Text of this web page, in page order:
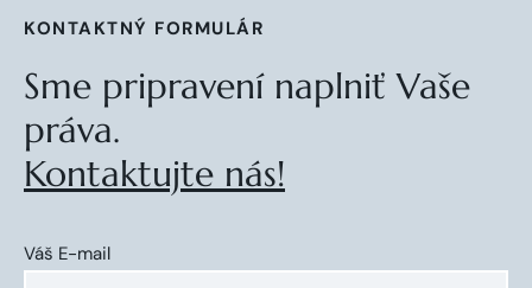
KONTAKTNÝ FORMULÁR
Sme pripravení naplniť Vaše
práva.
Kontaktujte nás!
Váš E-mail